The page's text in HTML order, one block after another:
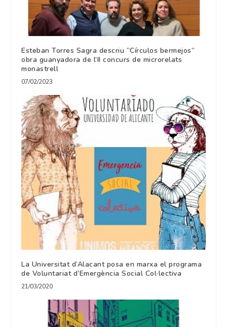
Esteban Torres Sagra descriu “Círculos bermejos”
obra guanyadora de l’II concurs de microrelats
monastrell
07/02/2023
La Universitat d’Alacant posa en marxa el programa
de Voluntariat d’Emergència Social Col·lectiva
21/03/2020